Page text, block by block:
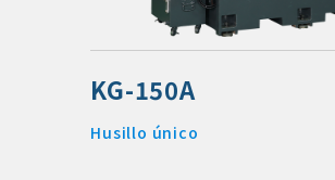
KG-150A
Husillo único